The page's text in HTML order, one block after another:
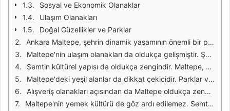
Sosyal ve Ekonomik Olanaklar
Ulaşım Olanakları
Doğal Güzellikler ve Parklar
Ankara Maltepe, şehrin dinamik yaşamının önemli bir parçasıdır. Bu semt, hem yerleşim alanları hem de sosyal olanaklarıyla dikkat çekmektedir. Modern konut projeleri, alışveriş merkezleri ve sosyal tesisler, Maltepe'nin sunduğu olanaklar arasında yer almaktadır. Özellikle genç nüfusun yoğun olduğu bu bölgede, sosyal yaşam oldukça aktiftir.
Maltepe'nin ulaşım olanakları da oldukça gelişmiştir. Şehir içi toplu taşıma araçları, bu semti diğer bölgelere bağlayan en önemli unsurlardandır. Metro hatları, otobüs seferleri ve dolmuşlar, Maltepe'den şehrin farklı noktalarına hızlı ve kolay bir şekilde ulaşmanızı sağlar. Bu durum, hem yerli halk hem de ziyaretçiler için büyük bir avantaj sunmaktadır.
Semtin kültürel yapısı da oldukça zengindir. Maltepe, çeşitli kültürel etkinliklere ev sahipliği yaparak, sosyal hayatı renklendirmektedir. Yerel sanat galerileri, tiyatrolar ve konser alanları, bu kültürel zenginliğin bir parçasıdır. Ayrıca, semtte düzenlenen festivaller ve organizasyonlar, halkın bir araya gelmesine olanak tanır.
Maltepe'deki yeşil alanlar da dikkat çekicidir. Parklar ve rekreasyon alanları, hem dinlenmek hem de spor yapmak isteyenler için ideal mekanlardır. Aileler, çocuklarıyla birlikte bu alanlarda vakit geçirirken, gençler de spor yaparak sağlıklı bir yaşam sürmektedir. Bu durum, Maltepe'nin yaşam kalitesini artıran unsurlardan biridir.
Alışveriş olanakları açısından da Maltepe oldukça zengindir. Semtte bulunan alışveriş merkezleri, hem yerli hem de uluslararası markaların ürünlerini sunmaktadır. Bu merkezlerde, giyimden teknolojiye, ev eşyalarından yiyeceklere kadar geniş bir ürün yelpazesi bulunmaktadır. Ayrıca, yerel pazarlarda taze gıda ve el yapımı ürünler bulmak da mümkündür.
Maltepe'nin yemek kültürü de göz ardı edilemez. Semtteki restoranlar ve kafeler, farklı mutfaklardan lezzetler sunarak ziyaretçilerin damak zevkine hitap etmektedir. Özellikle yerel lezzetler ve sokak yemekleri, Maltepe'nin gastronomik açıdan ne denli zengin olduğunu göstermektedir. Herkesin damak tadına uygun bir şeyler bulması mümkündür.